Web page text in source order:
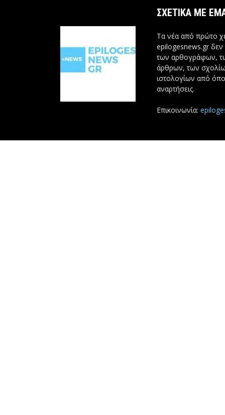
ΣΧΕΤΙΚΆ ΜΕ
Τα νέα από πρώτο
epilogesnews.gr δεν
των αρθογράφων,
άρθρων, των
ιστολογίων από
αναρτήσεις.
Επικοινωνία: